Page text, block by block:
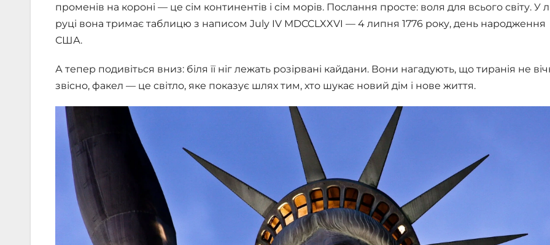
променів на короні — це сім континентів і сім морів. Послання просте: воля для всього світу. У
руці вона тримає таблицю з написом July IV MDCCLXXVI — 4 липня 1776 року, день народження
США.
А тепер подивіться вниз: біля її ніг лежать розірвані кайдани. Вони нагадують, що тиранія не
звісно, факел — це світло, яке показує шлях тим, хто шукає новий дім і нове життя.